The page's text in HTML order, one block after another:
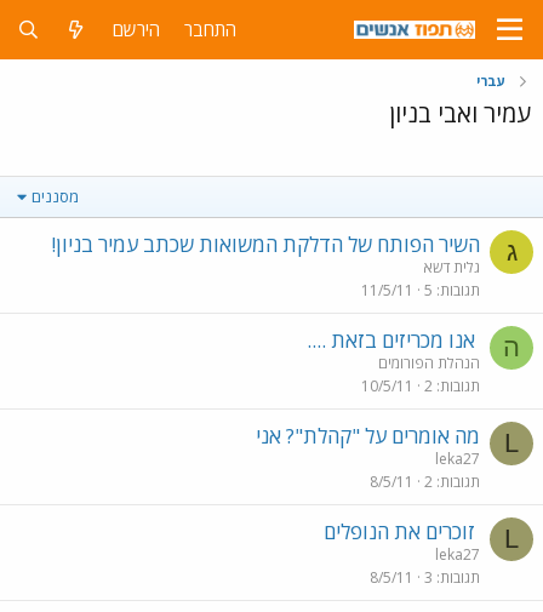
התחבר הירשם
עברי
עמיר ואבי בניון
מסננים
ג השיר הפותח של הדלקת המשואות שכתב עמיר בניון!
גלית דשא
תגובות 5
11/5/11
ה אנו מכריזים בזאת ....
הנהלת הפורומים
תגובות 2
10/5/11
L מה אומרים על "קהלת"? אני
leka27
תגובות 2
8/5/11
L זוכרים את הנופלים
leka27
תגובות 3
8/5/11